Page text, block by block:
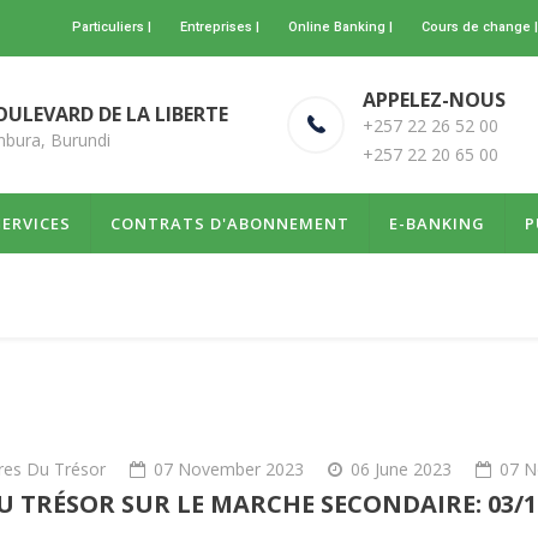
Particuliers | Entreprises | Online Banking | Cours de change |
DE LA LIBERTE
Burundi
APPELEZ-NOUS
+257 22 26 52 00
+257 22 20 65 00
CONTRATS D'ABONNEMENT E-BANKING
Du Trésor 07 November 2023 06 June 2023 07
TRÉSOR SUR LE MARCHE SECONDAIRE: 03/